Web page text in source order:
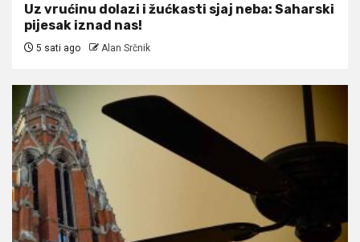
Uz vrućinu dolazi i žućkasti sjaj neba: Saharski
pijesak iznad nas!
5 sati ago Alan Srčnik